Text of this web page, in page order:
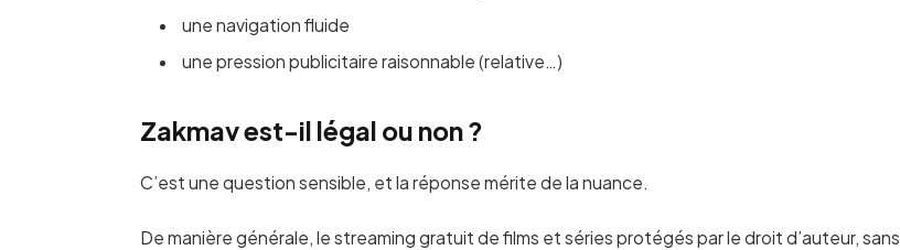
une navigation fluide
une pression publicitaire raisonnable (relative…)
Zakmav est-il légal ou non ?
C’est une question sensible, et la réponse mérite de la nuance.
De manière générale, le streaming gratuit de films et séries protégés par le droit d’auteur, sans